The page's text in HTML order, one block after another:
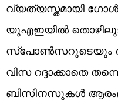
വ്യത്യസ്തമായി
യുഎഇയില്‍
സ്‌പോണ്‍സറുടെയും
വിസ റദ്ദാക്കാതെ
ബിസിനസുകള്‍